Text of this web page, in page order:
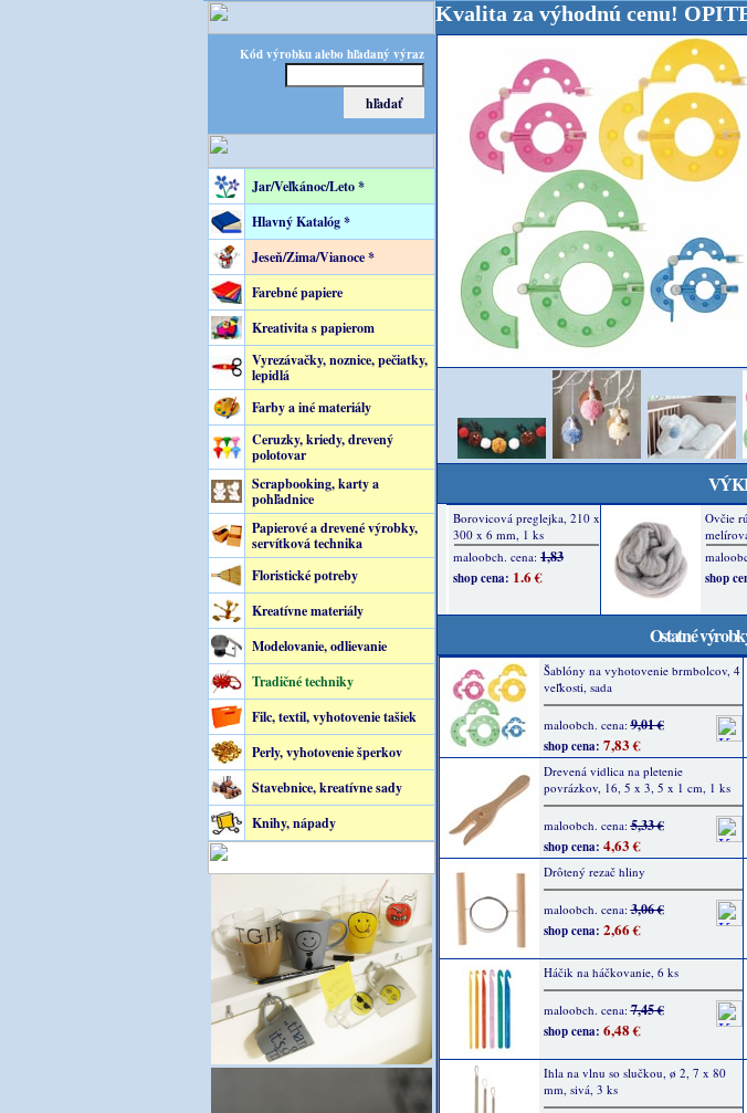
Kód výrobku alebo hľadaný výraz
Jar/Veľkánoc/Leto *
Hlavný Katalóg *
Jeseň/Zima/Vianoce *
Farebné papiere
Kreativita s papierom
Vyrezávačky, noznice, pečiatky,
lepidlá
Farby a iné materiály
Ceruzky, kriedy, drevený
polotovar
Scrapbooking, karty a
pohľadnice
Papierové a drevené výrobky,
servítková technika
Floristické potreby
Kreatívne materiály
Modelovanie, odlievanie
Tradičné techniky
Filc, textil, vyhotovenie tašiek
Perly, vyhotovenie šperkov
Stavebnice, kreatívne sady
Knihy, nápady
- majster kreatívneho sveta - Kvalita za výhodnú cenu! OPITEC -
Ostatné
Šablóny na vyhotovenie brmbolcov, 4
veľkosti, sada
maloobch. cena:9,01 €
shop cena: 7,83 €
Drevená vidlica na pletenie
povrázkov, 16, 5 x 3, 5 x 1 cm, 1 ks
maloobch. cena:5,33 €
shop cena: 4,63 €
Drôtený rezač hliny
maloobch. cena:3,06 €
shop cena: 2,66 €
Háčik na háčkovanie, 6 ks
maloobch. cena:7,45 €
shop cena: 6,48 €
Ihla na vlnu so slučkou, ø 2, 7 x 80
mm, sivá, 3 ks